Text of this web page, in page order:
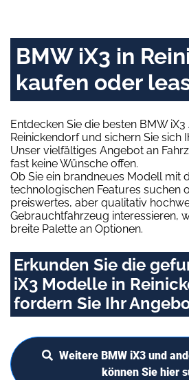
BMW iX3 in
kaufen oder
Entdecken Sie die besten BMW
Reinickendorf und sichern Sie sich
Unser vielfältiges Angebot an
fast keine Wünsche offen.
Ob Sie ein brandneues Modell mit
technologischen Features suchen
preiswertes, aber qualitativ
Gebrauchtfahrzeug interessieren,
breite Palette an Optionen.
Erkunden Sie die
iX3 Modelle in
fordern Sie Ihr
Weitere BMW iX3 und
können Sie hier